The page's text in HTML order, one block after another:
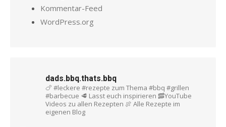
Kommentar-Feed
WordPress.org
dads.bbq.thats.bbq
🍗 #leckere #rezepte zum Thema #bbq #grillen
#barbecue 🥩 Lasst euch inspirieren 🥓YouTube
Videos zu allen Rezepten 🍖 Alle Rezepte im
eigenen Blog